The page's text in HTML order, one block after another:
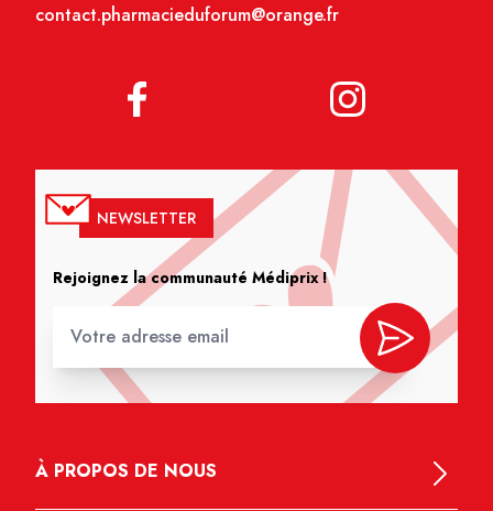
contact.pharmacieduforum@orange.fr
NEWSLETTER
Rejoignez la communauté Médiprix !
À PROPOS DE NOUS